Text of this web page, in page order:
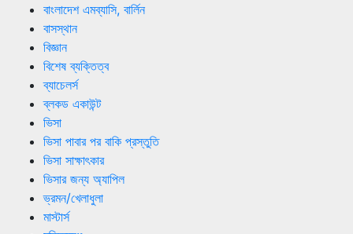
বাংলাদেশ এমব্যাসি, বার্লিন
বাসস্থান
বিজ্ঞান
বিশেষ ব্যক্তিত্ব
ব্যাচেলর্স
ব্লকড একাউন্ট
ভিসা
ভিসা পাবার পর বাকি প্রস্তুতি
ভিসা সাক্ষাৎকার
ভিসার জন্য অ্যাপিল
ভ্রমন/খেলাধুলা
মাস্টার্স